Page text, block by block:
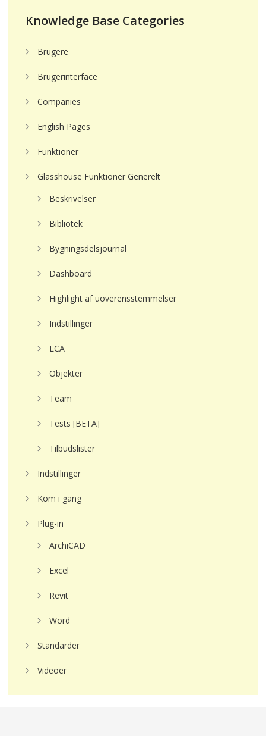
Knowledge Base Categories
Brugere
Brugerinterface
Companies
English Pages
Funktioner
Glasshouse Funktioner Generelt
Beskrivelser
Bibliotek
Bygningsdelsjournal
Dashboard
Highlight af uoverensstemmelser
Indstillinger
LCA
Objekter
Team
Tests [BETA]
Tilbudslister
Indstillinger
Kom i gang
Plug-in
ArchiCAD
Excel
Revit
Word
Standarder
Videoer